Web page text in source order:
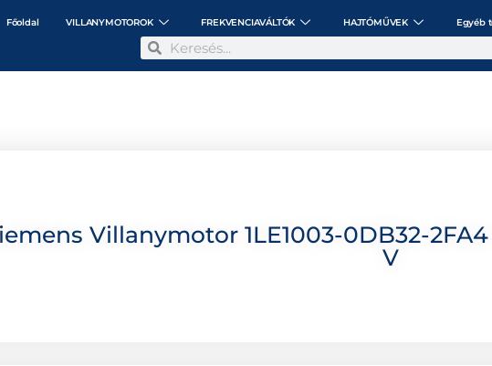
Főoldal VILLANYMOTOROK FREKVENCIAVÁLTÓK HAJTÓMŰVEK Egyéb
Villanymotor 1LE1003-0DB32-
V